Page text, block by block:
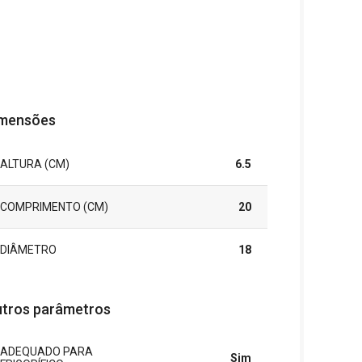
ALTURA (CM) 6.5
COMPRIMENTO (CM) 20
DIÂMETRO 18
parâmetros
ADEQUADO PARA
Sim